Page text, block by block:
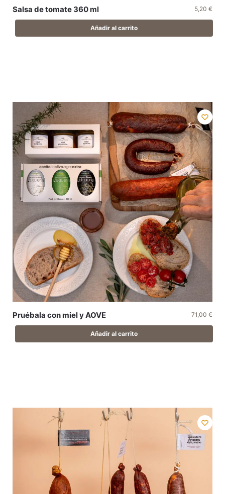
Salsa de tomate 360 ml 5,20 €
Añadir al carrito
Pruébala con miel y AOVE 71,00 €
Añadir al carrito